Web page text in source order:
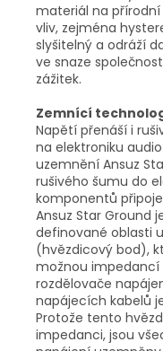
materiál na
vliv, zejména
slyšitelný a odráží
ve snaze
zážitek.
Zemnící
Napětí přenáší i
na elektroniku
uzemnění Ansuz
rušivého šumu do
komponentů
Ansuz Star Ground
definované oblasti
(hvězdicový bod),
možnou impedancí
rozdělovače
napájecích kabelů
Protože tento
impedanci, jsou